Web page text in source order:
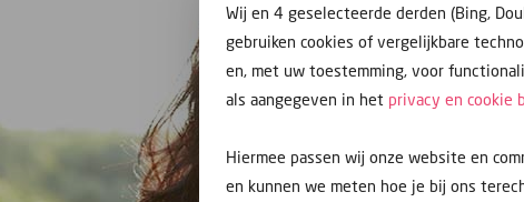
Wij en 4 geselecteerde derden (Bing,
gebruiken cookies of vergelijkbare
en, met uw toestemming, voor
als aangegeven in het privacy en cookie
Hiermee passen wij onze website en
en kunnen we meten hoe je bij ons